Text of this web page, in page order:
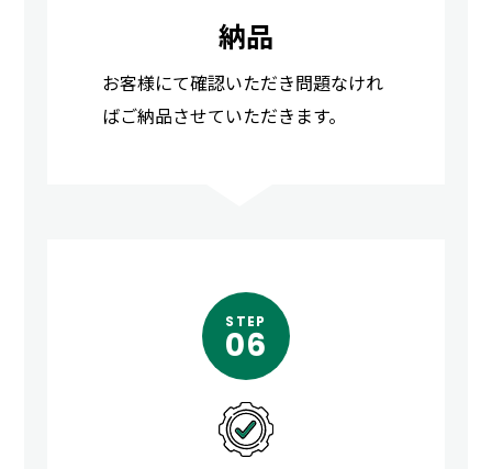
納品
お客様にて確認いただき問題なけれ
ばご納品させていただきます。
STEP
06